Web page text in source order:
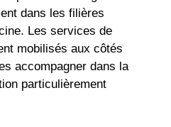
dans les filières
Les services de
mobilisés aux côtés
accompagner dans la
particulièrement